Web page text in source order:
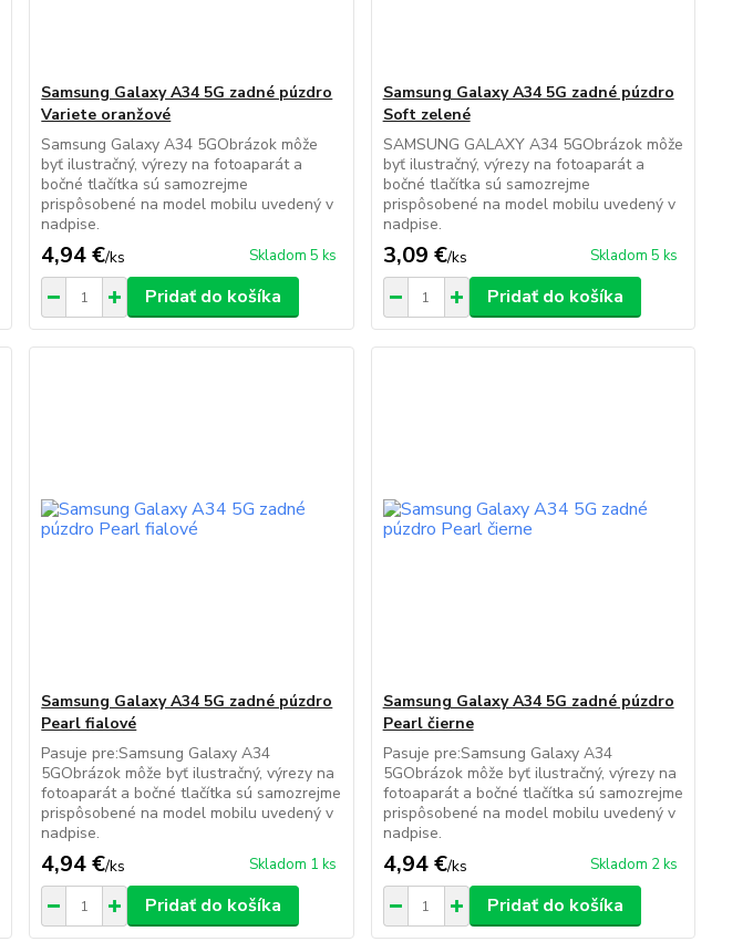
Samsung Galaxy A34 5G zadné púzdro
Variete oranžové
Samsung Galaxy A34 5GObrázok môže
byť ilustračný, výrezy na fotoaparát a
bočné tlačítka sú samozrejme
prispôsobené na model mobilu uvedený v
nadpise.
4,94 €/ks Skladom 5 ks
Pridať do košíka
Samsung Galaxy A34 5G zadné púzdro
Soft zelené
SAMSUNG GALAXY A34 5GObrázok môže
byť ilustračný, výrezy na fotoaparát a
bočné tlačítka sú samozrejme
prispôsobené na model mobilu uvedený v
nadpise.
3,09 €/ks Skladom 5 ks
Pridať do košíka
Samsung Galaxy A34 5G zadné púzdro
Pearl fialové
Pasuje pre:Samsung Galaxy A34
5GObrázok môže byť ilustračný, výrezy na
fotoaparát a bočné tlačítka sú samozrejme
prispôsobené na model mobilu uvedený v
nadpise.
4,94 €/ks Skladom 1 ks
Pridať do košíka
Samsung Galaxy A34 5G zadné púzdro
Pearl čierne
Pasuje pre:Samsung Galaxy A34
5GObrázok môže byť ilustračný, výrezy na
fotoaparát a bočné tlačítka sú samozrejme
prispôsobené na model mobilu uvedený v
nadpise.
4,94 €/ks Skladom 2 ks
Pridať do košíka